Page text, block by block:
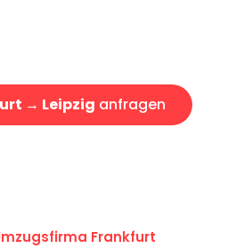
→ Leipzig anfragen
Frankfurt